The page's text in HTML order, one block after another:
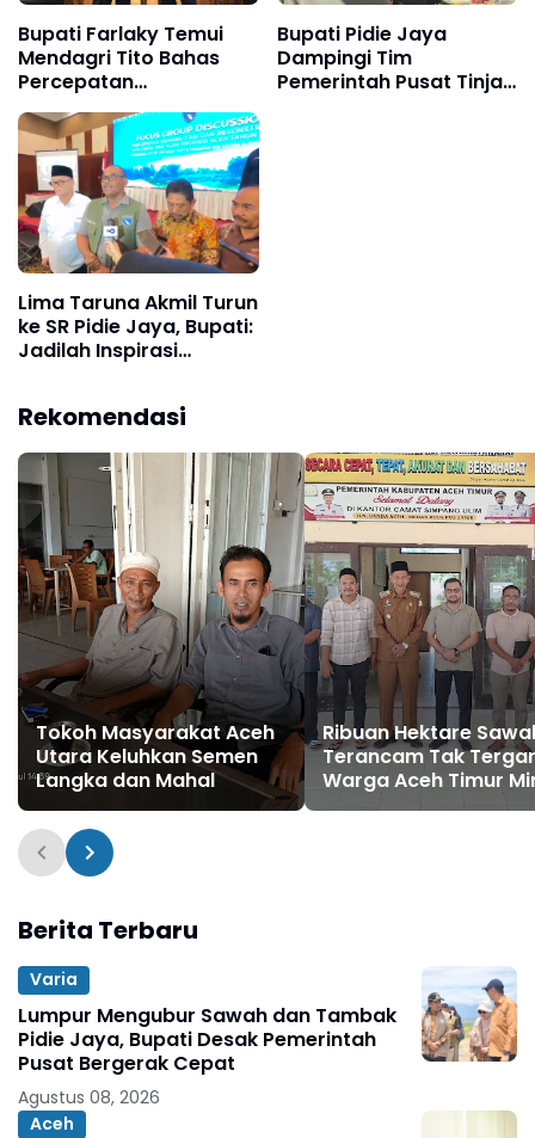
Bupati Farlaky Temui
Mendagri Tito Bahas
Percepatan
Penanganan
Pascabanjir
Bupati Pidie Jaya
Dampingi Tim
Pemerintah Pusat Tinjau
Lima Taruna Akmil Turun
ke SR Pidie Jaya, Bupati:
Jadilah Inspirasi
Rekomendasi
Tokoh Masyarakat Aceh
Utara Keluhkan Semen
Langka dan Mahal
Ribuan Hektare
Terancam Tak
Warga Aceh Timur
Haji Uma Perjuangkan
Berita Terbaru
Varia
Lumpur Mengubur Sawah dan Tambak
Pidie Jaya, Bupati Desak Pemerintah
Pusat Bergerak Cepat
Agustus 08, 2026
Aceh